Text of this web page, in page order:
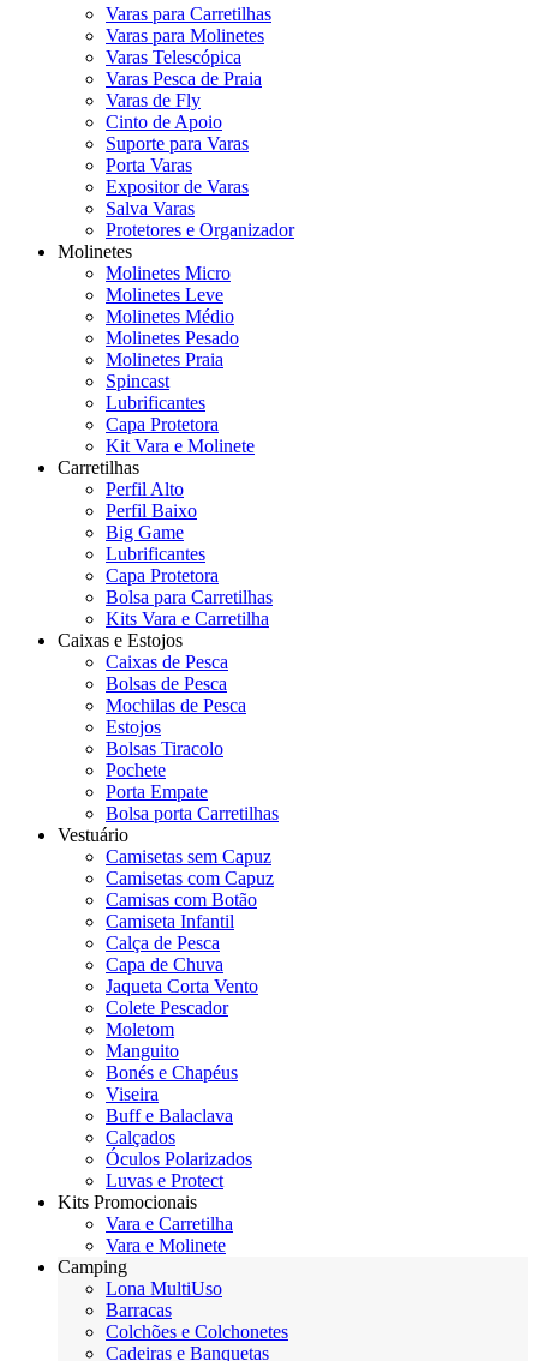
Varas para Carretilhas
Varas para Molinetes
Varas Telescópica
Varas Pesca de Praia
Varas de Fly
Cinto de Apoio
Suporte para Varas
Porta Varas
Expositor de Varas
Salva Varas
Protetores e Organizador
Molinetes
Molinetes Micro
Molinetes Leve
Molinetes Médio
Molinetes Pesado
Molinetes Praia
Spincast
Lubrificantes
Capa Protetora
Kit Vara e Molinete
Carretilhas
Perfil Alto
Perfil Baixo
Big Game
Lubrificantes
Capa Protetora
Bolsa para Carretilhas
Kits Vara e Carretilha
Caixas e Estojos
Caixas de Pesca
Bolsas de Pesca
Mochilas de Pesca
Estojos
Bolsas Tiracolo
Pochete
Porta Empate
Bolsa porta Carretilhas
Vestuário
Camisetas sem Capuz
Camisetas com Capuz
Camisas com Botão
Camiseta Infantil
Calça de Pesca
Capa de Chuva
Jaqueta Corta Vento
Colete Pescador
Moletom
Manguito
Bonés e Chapéus
Viseira
Buff e Balaclava
Calçados
Óculos Polarizados
Luvas e Protect
Kits Promocionais
Vara e Carretilha
Vara e Molinete
Camping
Lona MultiUso
Barracas
Colchões e Colchonetes
Cadeiras e Banquetas